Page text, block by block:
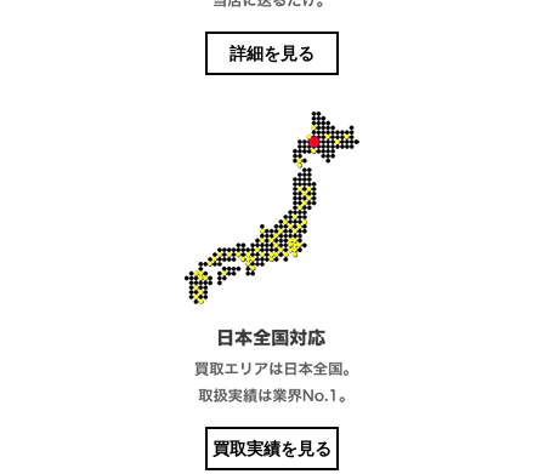
詳細を見る
買取実績を見る